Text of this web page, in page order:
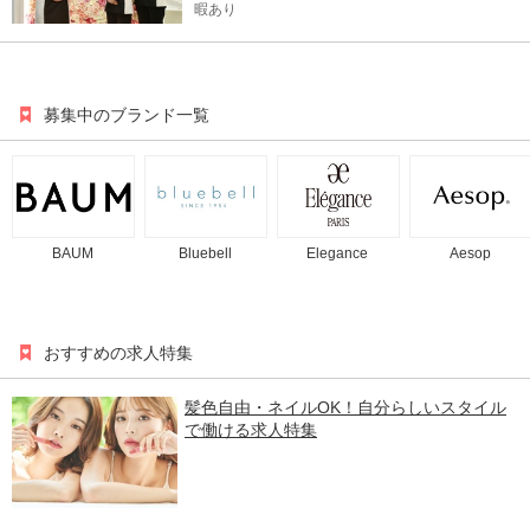
暇あり
募集中のブランド一覧
BAUM Bluebell Elegance Aesop
おすすめの求人特集
髪色自由・ネイルOK！自分らしいスタイル
で働ける求人特集